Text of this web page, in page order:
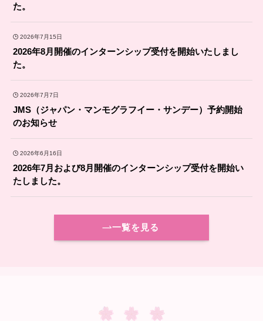
た。
2026年7月15日
2026年8月開催のインターンシップ受付を開始いたしまし
た。
2026年7月7日
JMS（ジャパン・マンモグラフイー・サンデー）予約開始
のお知らせ
2026年6月16日
2026年7月および8月開催のインターンシップ受付を開始い
たしました。
一覧を見る